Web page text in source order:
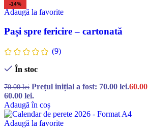
-14%
Adaugă la favorite
Pași spre fericire – cartonată
(9)
În stoc
70.00lei Prețul inițial a fost: 70.00 lei.60.00
60.00 lei.
Adaugă în coș
Adaugă la favorite